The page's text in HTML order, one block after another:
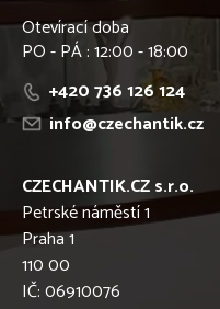
Otevírací doba
PO - PÁ : 12:00 - 18:00
+420 736 126 124
info@czechantik.cz
CZECHANTIK.CZ s.r.o.
Petrské náměstí 1
Praha 1
110 00
IČ: 06910076